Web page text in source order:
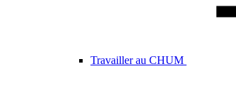
Travailler au CHUM